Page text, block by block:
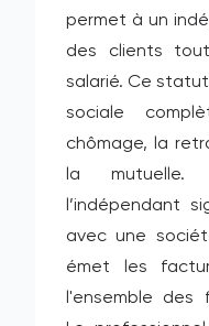
permet à un
des clients
salarié. Ce
sociale
chômage, la
la mutuelle.
l’indépendant
avec une
émet les
l'ensemble des